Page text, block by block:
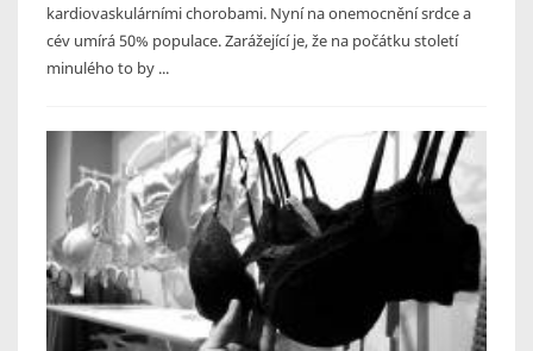
kardiovaskulárními chorobami. Nyní na onemocnění srdce a
cév umírá 50% populace. Zarážející je, že na počátku století
minulého to by ...